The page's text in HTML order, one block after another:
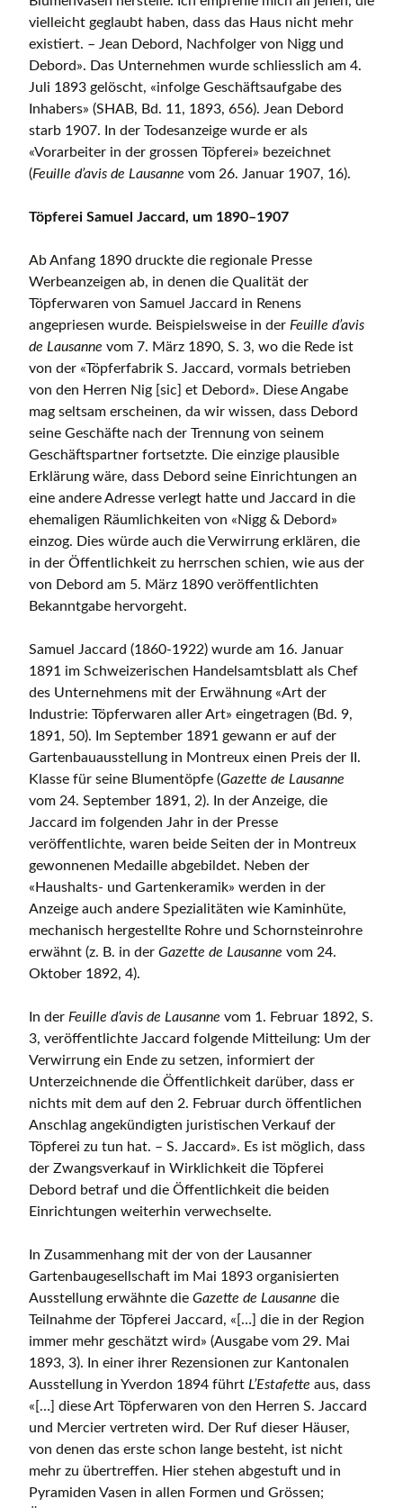
vielleicht geglaubt haben, dass das Haus nicht mehr
existiert. – Jean Debord, Nachfolger von Nigg und
Debord». Das Unternehmen wurde schliesslich am 4.
Juli 1893 gelöscht, «infolge Geschäftsaufgabe des
Inhabers» (SHAB, Bd. 11, 1893, 656). Jean Debord
starb 1907. In der Todesanzeige wurde er als
«Vorarbeiter in der grossen Töpferei» bezeichnet
(Feuille d’avis de Lausanne vom 26. Januar 1907, 16).
Töpferei Samuel Jaccard, um 1890–1907
Ab Anfang 1890 druckte die regionale Presse
Werbeanzeigen ab, in denen die Qualität der
Töpferwaren von Samuel Jaccard in Renens
angepriesen wurde. Beispielsweise in der Feuille d’avis
de Lausanne vom 7. März 1890, S. 3, wo die Rede ist
von der «Töpferfabrik S. Jaccard, vormals betrieben
von den Herren Nig [sic] et Debord». Diese Angabe
mag seltsam erscheinen, da wir wissen, dass Debord
seine Geschäfte nach der Trennung von seinem
Geschäftspartner fortsetzte. Die einzige plausible
Erklärung wäre, dass Debord seine Einrichtungen an
eine andere Adresse verlegt hatte und Jaccard in die
ehemaligen Räumlichkeiten von «Nigg & Debord»
einzog. Dies würde auch die Verwirrung erklären, die
in der Öffentlichkeit zu herrschen schien, wie aus der
von Debord am 5. März 1890 veröffentlichten
Bekanntgabe hervorgeht.
Samuel Jaccard (1860-1922) wurde am 16. Januar
1891 im Schweizerischen Handelsamtsblatt als Chef
des Unternehmens mit der Erwähnung «Art der
Industrie: Töpferwaren aller Art» eingetragen (Bd. 9,
1891, 50). Im September 1891 gewann er auf der
Gartenbauausstellung in Montreux einen Preis der II.
Klasse für seine Blumentöpfe (Gazette de Lausanne
vom 24. September 1891, 2). In der Anzeige, die
Jaccard im folgenden Jahr in der Presse
veröffentlichte, waren beide Seiten der in Montreux
gewonnenen Medaille abgebildet. Neben der
«Haushalts- und Gartenkeramik» werden in der
Anzeige auch andere Spezialitäten wie Kaminhüte,
mechanisch hergestellte Rohre und Schornsteinrohre
erwähnt (z. B. in der Gazette de Lausanne vom 24.
Oktober 1892, 4).
In der Feuille d’avis de Lausanne vom 1. Februar 1892, S.
3, veröffentlichte Jaccard folgende Mitteilung: Um der
Verwirrung ein Ende zu setzen, informiert der
Unterzeichnende die Öffentlichkeit darüber, dass er
nichts mit dem auf den 2. Februar durch öffentlichen
Anschlag angekündigten juristischen Verkauf der
Töpferei zu tun hat. – S. Jaccard». Es ist möglich, dass
der Zwangsverkauf in Wirklichkeit die Töpferei
Debord betraf und die Öffentlichkeit die beiden
Einrichtungen weiterhin verwechselte.
In Zusammenhang mit der von der Lausanner
Gartenbaugesellschaft im Mai 1893 organisierten
Ausstellung erwähnte die Gazette de Lausanne die
Teilnahme der Töpferei Jaccard, «[…] die in der Region
immer mehr geschätzt wird» (Ausgabe vom 29. Mai
1893, 3). In einer ihrer Rezensionen zur Kantonalen
Ausstellung in Yverdon 1894 führt L’Estafette aus, dass
«[…] diese Art Töpferwaren von den Herren S. Jaccard
und Mercier vertreten wird. Der Ruf dieser Häuser,
von denen das erste schon lange besteht, ist nicht
mehr zu übertreffen. Hier stehen abgestuft und in
Pyramiden Vasen in allen Formen und Grössen;